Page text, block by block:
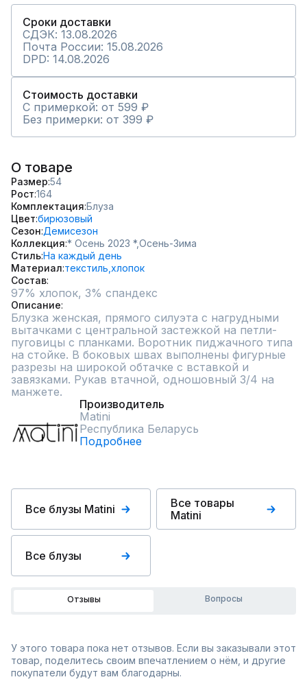
Сроки доставки
СДЭК: 13.08.2026
Почта России: 15.08.2026
DPD: 14.08.2026
Стоимость доставки
С примеркой: от 599 ₽
Без примерки: от 399 ₽
О товаре
Размер 54
Рост 164
Комплектация Блуза
Цвет бирюзовый
Сезон Демисезон
Коллекция * Осень 2023 *,Осень-Зима
СтильНа каждый день
Материал текстиль, хлопок
Состав
97% хлопок, 3% спандекс
Описание
Блузка женская, прямого силуэта с нагрудными
вытачками с центральной застежкой на петли-
пуговицы с планками. Воротник пиджачного типа
на стойке. В боковых швах выполнены фигурные
разрезы на широкой обтачке с вставкой и
завязками. Рукав втачной, одношовный 3/4 на
манжете.
Производитель
Matini
Республика Беларусь
Подробнее
Все блузы Matini
Все товары
Matini
Все блузы
Отзывы Вопросы
У этого товара пока нет отзывов. Если вы заказывали этот
товар, поделитесь своим впечатлением о нём, и другие
покупатели будут вам благодарны.